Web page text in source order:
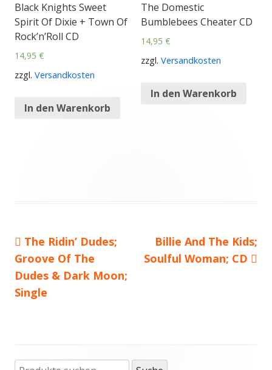
Black Knights Sweet
Spirit Of Dixie + Town Of
Rock’n’Roll CD
14,95 €
zzgl. Versandkosten
In den Warenkorb
The Domestic
Bumblebees Cheater CD
14,95 €
zzgl. Versandkosten
In den Warenkorb
Beitragsnavigation
Vorheriger
Beitrag:
The Ridin’ Dudes;
Groove Of The
Dudes & Dark Moon;
Single
Nächster
Beitrag
Billie And The Kids;
Soulful Woman; CD